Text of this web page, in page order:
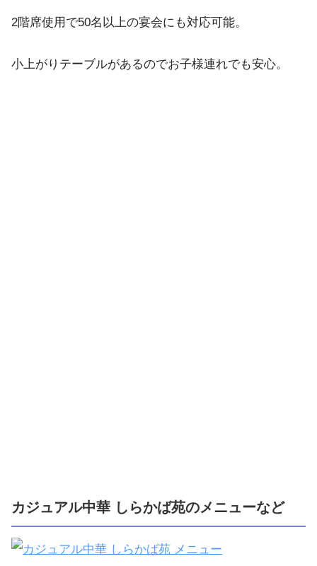
2階席使用で50名以上の宴会にも対応可能。
小上がりテーブルがあるのでお子様連れでも安心。
カジュアル中華 しらかば苑のメニューなど